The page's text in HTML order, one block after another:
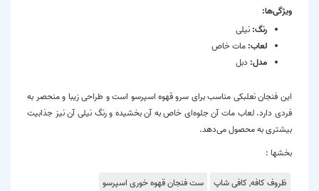
ویژگی‌ها:
رنگ: نیلی
لعاب: مات خاص
مدل: دبل
این فنجان نعلبکی مناسب برای سرو قهوه اسپرسو است و طراحی زیبا و منحصر به
فردی دارد. لعاب مات آن جلوه‌ای خاص به آن بخشیده و رنگ نیلی آن نیز جذابیت
بیشتری به محصول می‌دهد.
بخشها :
ظروف کافه, کافی شاپ ست فنجان قهوه خوری اسپرسو